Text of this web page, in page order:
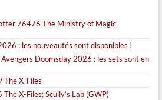
76476 The Ministry of Magic
: les nouveautés sont disponibles !
Doomsday 2026 : les sets sont en
The X-Files
X-Files: Scully’s Lab (GWP)